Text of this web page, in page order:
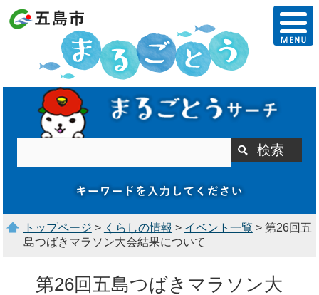
トップページ > くらしの情報 > イベント一覧 > 第26回五
島つばきマラソン大会結果について
第26回五島つばきマラソン大